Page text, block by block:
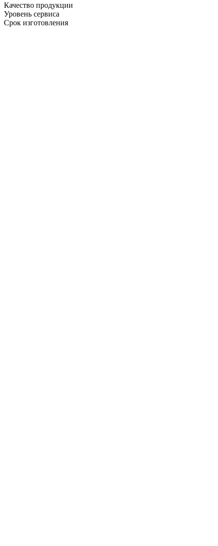
Качество продукции
Уровень сервиса
Срок изготовления